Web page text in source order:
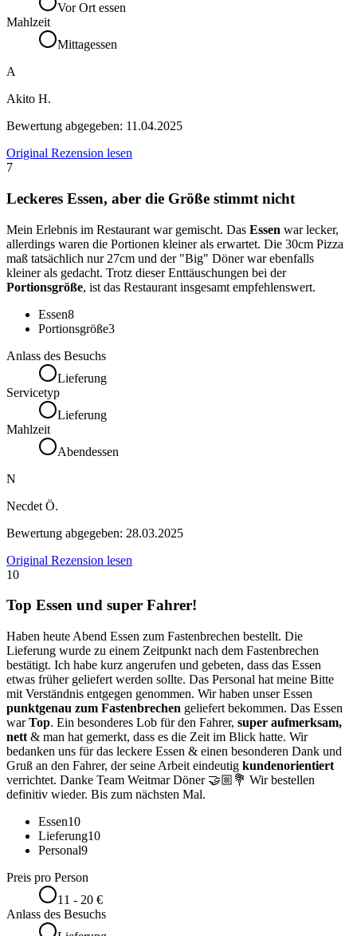
Vor Ort essen
Mahlzeit
Mittagessen
A
Akito H.
Bewertung abgegeben: 11.04.2025
Original Rezension lesen
7
Leckeres Essen, aber die Größe stimmt nicht
Mein Erlebnis im Restaurant war gemischt. Das Essen war lecker,
allerdings waren die Portionen kleiner als erwartet. Die 30cm Pizza
maß tatsächlich nur 27cm und der "Big" Döner war ebenfalls
kleiner als gedacht. Trotz dieser Enttäuschungen bei der
Portionsgröße, ist das Restaurant insgesamt empfehlenswert.
Essen8
Portionsgröße3
Anlass des Besuchs
Lieferung
Servicetyp
Lieferung
Mahlzeit
Abendessen
N
Necdet Ö.
Bewertung abgegeben: 28.03.2025
Original Rezension lesen
10
Top Essen und super Fahrer!
Haben heute Abend Essen zum Fastenbrechen bestellt. Die
Lieferung wurde zu einem Zeitpunkt nach dem Fastenbrechen
bestätigt. Ich habe kurz angerufen und gebeten, dass das Essen
etwas früher geliefert werden sollte. Das Personal hat meine Bitte
mit Verständnis entgegen genommen. Wir haben unser Essen
punktgenau zum Fastenbrechen geliefert bekommen. Das Essen
warTop. Ein besonderes Lob für den Fahrer, super aufmerksam,
nett & man hat gemerkt, dass es die Zeit im Blick hatte. Wir
bedanken uns für das leckere Essen & einen besonderen Dank und
Gruß an den Fahrer, der seine Arbeit eindeutig kundenorientiert
verrichtet. Danke Team Weitmar Döner 🤝🏼💐 Wir bestellen
definitiv wieder. Bis zum nächsten Mal.
Essen10
Lieferung10
Personal9
Preis pro Person
11 - 20 €
Anlass des Besuchs